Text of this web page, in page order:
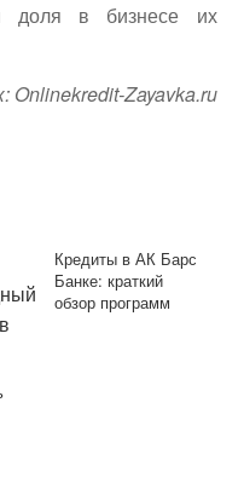
доля в бизнесе их
Onlinekredit-Zayavka.ru
Кредиты в АК Барс
Банке: краткий
обзор программ